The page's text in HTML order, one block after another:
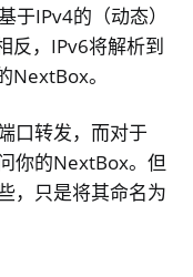
IPv4的（动态）
反，IPv6将解析到
NextBox。
口转发，而对于
你的NextBox。但
，只是将其命名为